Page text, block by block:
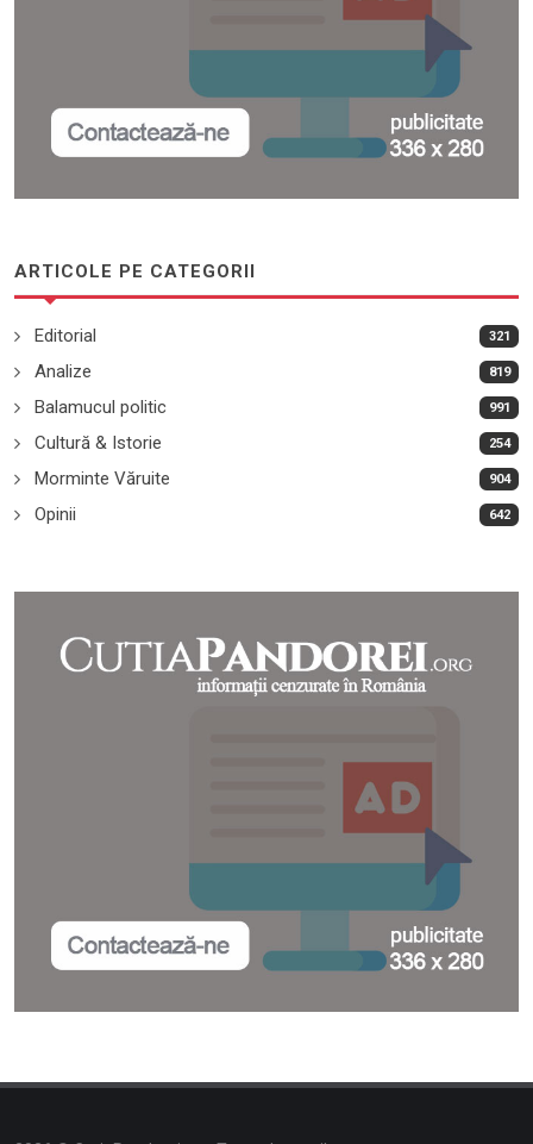
ARTICOLE PE CATEGORII
Editorial 321
Analize 819
Balamucul politic 991
Cultură & Istorie 254
Morminte Văruite 904
Opinii 642